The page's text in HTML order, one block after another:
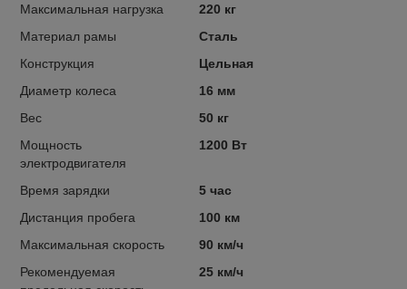
Максимальная нагрузка
220 кг
Материал рамы
Сталь
Конструкция
Цельная
Диаметр колеса
16 мм
Вес
50 кг
Мощность
электродвигателя
1200 Вт
Время зарядки
5 час
Дистанция пробега
100 км
Максимальная скорость
90 км/ч
Рекомендуемая
25 км/ч